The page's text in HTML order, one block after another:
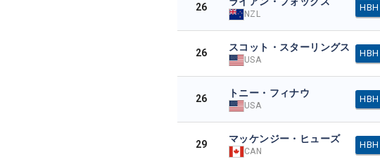
26
NZL
HBH
26 スコット・スターリングス
USA
HBH
26 トニー・フィナウ
USA
HBH
29 マッケンジー・ヒューズ
CAN
HBH